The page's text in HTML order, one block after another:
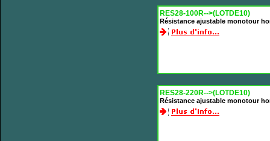
RES28-100R-->(LOTDE10)
Résistance ajustable monotour
RES28-220R-->(LOTDE10)
Résistance ajustable monotour